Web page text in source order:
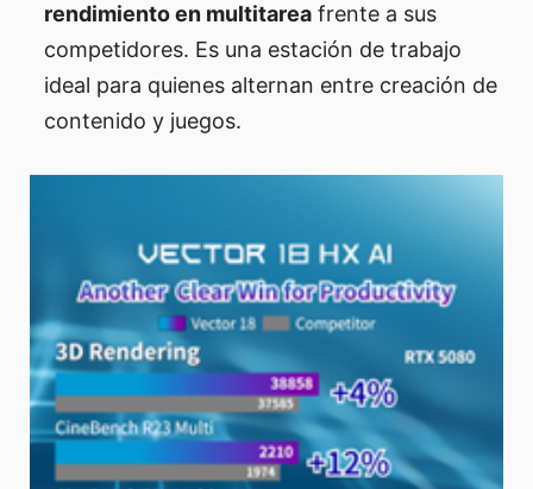
rendimiento en multitareafrente a sus
competidores. Es una estación de trabajo
ideal para quienes alternan entre creación de
contenido y juegos.